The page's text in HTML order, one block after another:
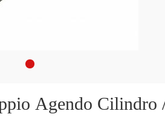
Agendo Cilindro